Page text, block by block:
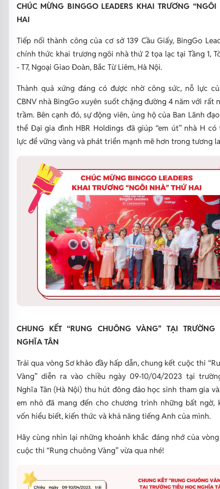
CHÚC MỪNG BINGGO LEADERS KHAI TRƯƠNG “NGÔI
HAI
Tiếp nối thành công của cơ sở 139 Cầu Giấy, BingGo
chính thức khai trương ngôi nhà thứ 2 tọa lạc tại Tầng 1,
- T7, Ngoại Giao Đoàn, Bắc Từ Liêm, Hà Nội.
Thành quả xứng đáng có được nhờ công sức, nỗ lực
CBNV nhà BingGo xuyên suốt chặng đường 4 năm với rất
trầm. Bên cạnh đó, sự động viên, ủng hộ của Ban Lãnh
thể Đại gia đình HBR Holdings đã giúp “em út” nhà H có
lực để vững vàng và phát triển mạnh mẽ hơn trong tương
CHUNG KẾT “RUNG CHUÔNG VÀNG" TẠI TRƯỜNG
NGHĨA TÂN
Trải qua vòng Sơ khảo đầy hấp dẫn, chung kết cuộc thi
Vàng” diễn ra vào chiều ngày 09-10/04/2023 tại
Nghĩa Tân (Hà Nội) thu hút đông đảo học sinh tham gia
em nhỏ đã mang đến cho chương trình những bất ngờ,
vốn hiểu biết, kiến thức và khả năng tiếng Anh của mình.
Hãy cùng nhìn lại những khoảnh khắc đáng nhớ của
cuộc thi “Rung chuông Vàng” vừa qua nhé!